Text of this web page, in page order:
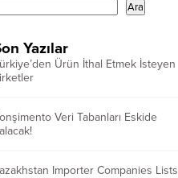
Ara
Yazılar
Ürün İthal Etmek İsteyen
Veri Tabanları Eskide
Importer Companies Lists